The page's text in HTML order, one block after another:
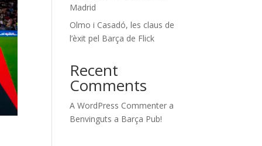
Madrid
Olmo i Casadó, les claus de
l’èxit pel Barça de Flick
Recent
Comments
A WordPress Commenter a
Benvinguts a Barça Pub!